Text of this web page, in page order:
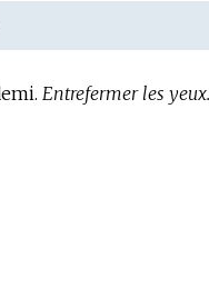
Entrefermer les yeux.